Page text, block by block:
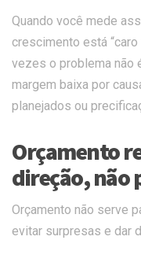
Quando você mede
crescimento está
vezes o problema não
margem baixa por
planejados ou
Orçamento
direção, não
Orçamento não serve
evitar surpresas e dar